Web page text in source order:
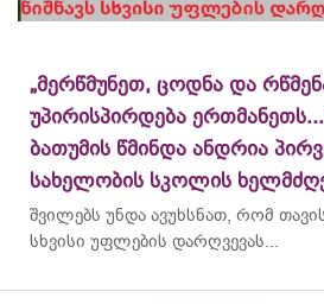
„მერწმუნეთ, ცოდნა და
უპირისპირდება
ბათუმის წმინდა ანდრია
სახელობის სკოლის
შვილებს უნდა ავუხსნათ, რომ
სხვისი უფლების დარღვევას...